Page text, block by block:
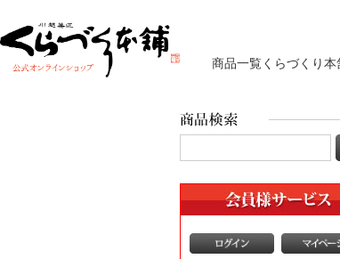
商品一覧くらづくり本